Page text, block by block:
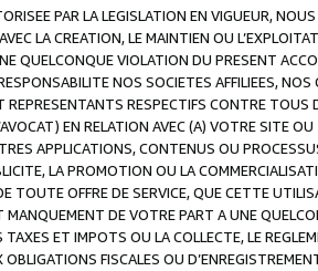
PAR LA LEGISLATION EN VIGUEUR,
LA CREATION, LE MAINTIEN OU
QUELCONQUE VIOLATION DU PRESENT
NOS SOCIETES AFFILIEES,
REPRESENTANTS RESPECTIFS CONTRE
EN RELATION AVEC (A) VOTRE SITE
APPLICATIONS, CONTENUS OU
LA PROMOTION OU LA
TOUTE OFFRE DE SERVICE, QUE CETTE
MANQUEMENT DE VOTRE PART A UNE
TAXES ET IMPOTS OU LA COLLECTE, LE
FISCALES OU